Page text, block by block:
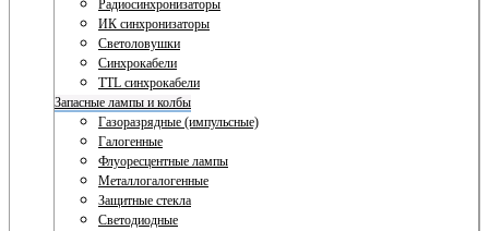
Радиосинхронизаторы
ИК синхронизаторы
Светоловушки
Синхрокабели
TTL синхрокабели
Запасные лампы и колбы
Газоразрядные (импульсные)
Галогенные
Флуоресцентные лампы
Металлогалогенные
Защитные стекла
Светодиодные